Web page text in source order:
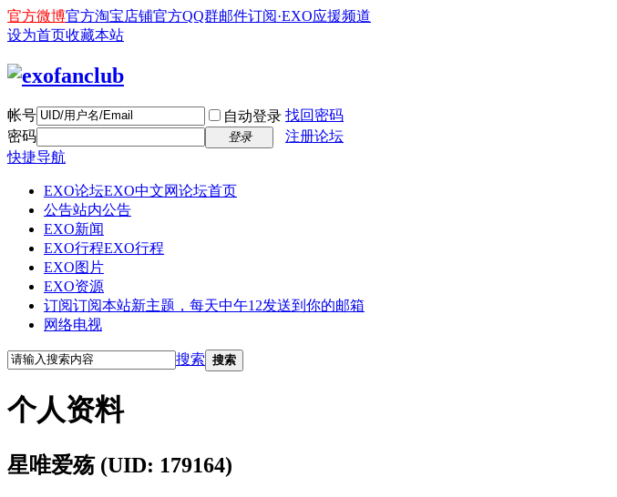
官方微博官方淘宝店铺官方QQ群邮件订阅·EXO应援频道
设为首页收藏本站
帐号 自动登录 找回密码
密码
登录
注册论坛
快捷导航
EXO论坛EXO中文网论坛首页
公告站内公告
EXO新闻
EXO行程EXO行程
EXO图片
EXO资源
订阅订阅本站新主题，每天中午12发送到你的邮箱
网络电视
搜索 搜索
个人资料
星唯爱殇 (UID: 179164)